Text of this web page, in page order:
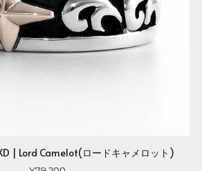
| Lord Camelot(ロードキャメロット)